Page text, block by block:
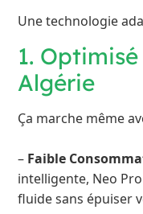
Une technologie
1. Optimisé
Algérie
Ça marche même
– Faible
intelligente, Neo
fluide sans épuiser